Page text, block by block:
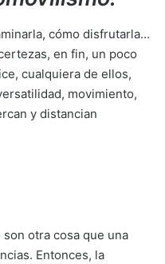
cómo disfrutarla…
en fin, un poco
cualquiera de ellos,
movimiento,
y distancian
otra cosa que una
Entonces, la